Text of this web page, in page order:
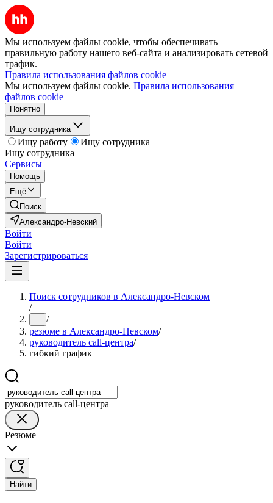
Мы используем файлы cookie, чтобы обеспечивать
правильную работу нашего веб-сайта и анализировать сетевой
трафик.
Правила использования файлов cookie
Мы используем файлы cookie. Правила использования
файлов cookie
Понятно
Ищу сотрудника
Ищу работу
Ищу сотрудника
Ищу сотрудника
Сервисы
Помощь
Ещё
Поиск
Александро-Невский
Войти
Войти
Зарегистрироваться
Поиск сотрудников в Александро-Невском
/
... /
резюме в Александро-Невском/
руководитель call-центра/
гибкий график
руководитель call-центра
Резюме
Найти